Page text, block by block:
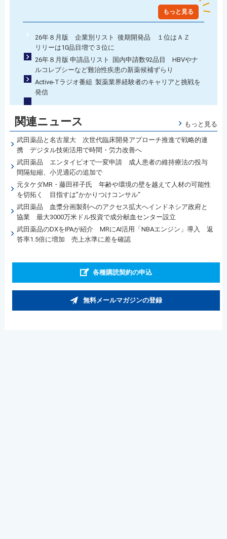
もっと見る
26年８月版 企業別リスト 後期開発品 １位はＡＺ
リリーは10品目増で３位に
26年８月版 申請品リスト 国内申請数92品目 HBVやナ
ルコレプシーなど難治性疾患の新薬候補ずらり
Active-Tラジオ番組 製薬業界経験者のキャリアと挑戦を
発信
関連ニュース もっと見る
武田薬品と名古屋大 次世代臨床開発アプローチ推進で戦略的連
携 デジタル技術活用で時間・労力改善へ
武田薬品 エンタイビオで一変申請 成人患者の維持療法の投与
間隔短縮、小児適応の追加で
元タケダMR・藤田祥子氏 年齢や環境の壁を越えて人材の可能性
を切拓く 目指すは”かかりつけコンサル“
武田薬品 血漿分画製剤へのアクセス拡大へインドネシア政府と
協業 最大3000万米ドル投資で成分献血センター設立
武田薬品のDXをIPAが紹介 MRにAI活用「NBAエンジン」導入 返
答率1.5倍に増加 売上水準に差を確認
各種購読契約の申込
無料メールマガジンの登録